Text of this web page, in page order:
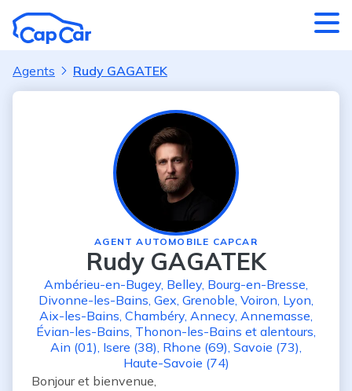
Agents Rudy GAGATEK
AGENT AUTOMOBILE CAPCAR
Rudy GAGATEK
Ambérieu-en-Bugey, Belley, Bourg-en-Bresse,
Divonne-les-Bains, Gex, Grenoble, Voiron, Lyon,
Aix-les-Bains, Chambéry, Annecy, Annemasse,
Évian-les-Bains, Thonon-les-Bains et alentours,
Ain (01), Isere (38), Rhone (69), Savoie (73),
Haute-Savoie (74)
Bonjour et bienvenue,